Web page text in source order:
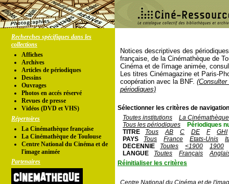
Recherches spécifiques dans les
collections
Affiches
Archives
Articles de périodiques
Dessins
Ouvrages
Photos en accés réservé
Revues de presse
Vidéos (DVD et VHS)
Répertoires
La Cinémathèque française
La Cinémathèque de Toulouse
Centre National du Cinéma et de
l'image animée
Partenaires
Notices descriptives des
française, de la Cinémathèque de
Cinéma et de l'image animée,
Les titres Cinémagazine et Paris-
coopération avec la BNF.
périodiques)
Sélectionner les critères de
Toutes institutions
La
Tous les périodiques
Périodiques
TITRE
Tous AB C DE F
GHI
PAYS
Tous France Etats-Unis
DECENNIE
Toutes <1900
1900
LANGUE
Toutes Français
Réinitialiser les critères
Centre National du Cinéma et de